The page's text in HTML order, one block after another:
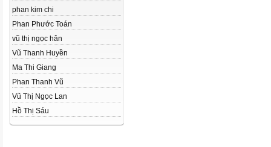
phan kim chi
Phan Phước Toán
vũ thị ngọc hân
Vũ Thanh Huyền
Ma Thi Giang
Phan Thanh Vũ
Vũ Thị Ngọc Lan
Hồ Thị Sáu